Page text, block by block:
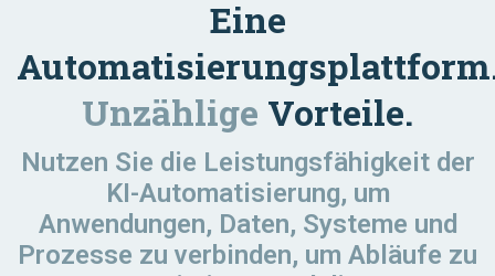
Eine
Unzählige Vorteile.
Nutzen Sie die Leistungsfähigkeit der
KI-Automatisierung, um
Anwendungen, Daten, Systeme und
Prozesse zu verbinden, um Abläufe zu